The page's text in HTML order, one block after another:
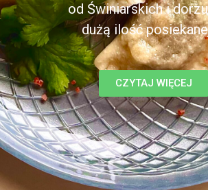
od Świniarskich i
dużą ilość
CZYTAJ WIĘCEJ